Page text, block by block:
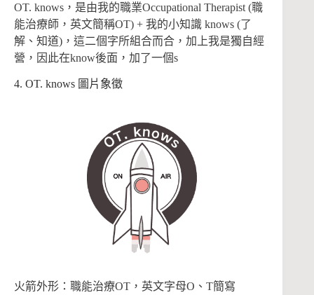
OT. knows，是由我的職業Occupational Therapist (職
能治療師，英文簡稱OT) + 我的小知識 knows (了
解、知道)，這二個字所組合而合，加上我是獨自經
營，因此在know後面，加了一個s
4. OT. knows 圖片象徵
火箭外形：職能治療OT，英文字母O、T簡寫